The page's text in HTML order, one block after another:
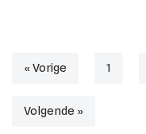
« Vorige 1
Volgende »